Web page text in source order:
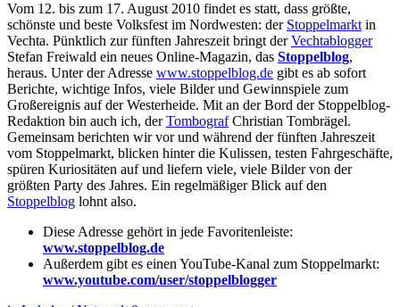
Vom 12. bis zum 17. August 2010 findet es statt, dass größte,
schönste und beste Volksfest im Nordwesten: der Stoppelmarkt in
Vechta. Pünktlich zur fünften Jahreszeit bringt derVechtablogger
Stefan Freiwald ein neues Online-Magazin, das Stoppelblog,
heraus. Unter der Adresse www.stoppelblog.de gibt es ab sofort
Berichte, wichtige Infos, viele Bilder und Gewinnspiele zum
Großereignis auf der Westerheide. Mit an der Bord der Stoppelblog-
Redaktion bin auch ich, derTombografChristian Tombrägel.
Gemeinsam berichten wir vor und während der fünften Jahreszeit
vom Stoppelmarkt, blicken hinter die Kulissen, testen Fahrgeschäfte,
spüren Kuriositäten auf und liefern viele, viele Bilder von der
größten Party des Jahres. Ein regelmäßiger Blick auf den
Stoppelblog lohnt also.
Diese Adresse gehört in jede Favoritenleiste:
www.stoppelblog.de
Außerdem gibt es einen YouTube-Kanal zum Stoppelmarkt:
www.youtube.com/user/stoppelblogger